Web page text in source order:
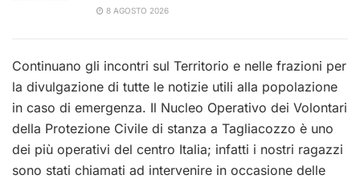
8 AGOSTO 2026
Continuano gli incontri sul Territorio e nelle frazioni per
la divulgazione di tutte le notizie utili alla popolazione
in caso di emergenza. Il Nucleo Operativo dei Volontari
della Protezione Civile di stanza a Tagliacozzo è uno
dei più operativi del centro Italia; infatti i nostri ragazzi
sono stati chiamati ad intervenire in occasione delle